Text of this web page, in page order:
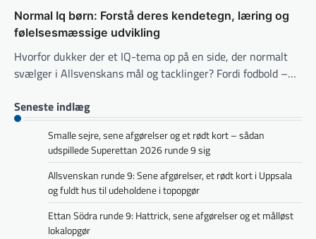
Normal Iq børn: Forstå deres kendetegn, læring og
følelsesmæssige udvikling
Hvorfor dukker der et IQ-tema op på en side, der normalt
svælger i Allsvenskans mål og tacklinger? Fordi fodbold –…
Seneste indlæg
Smalle sejre, sene afgørelser og et rødt kort – sådan
udspillede Superettan 2026 runde 9 sig
Allsvenskan runde 9: Sene afgørelser, et rødt kort i Uppsala
og fuldt hus til udeholdene i topopgør
Ettan Södra runde 9: Hattrick, sene afgørelser og et målløst
lokalopgør